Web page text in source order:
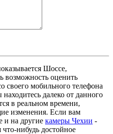
Шоссе,
возможность оценить
своего мобильного телефона
далеко от данного
в реальном времени,
изменения. Если вам
и на другие камеры Чехии -
нибудь достойное